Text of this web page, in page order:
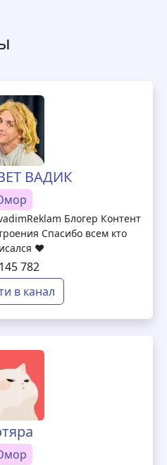
ВАДИК
Блогер Контент
Спасибо всем кто
❤️
145 782
в канал